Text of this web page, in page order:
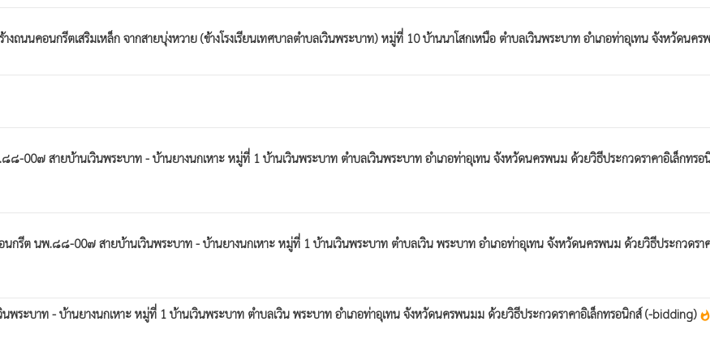
ถนนคอนกรีตเสริมเหล็ก จากสายบุ่งหวาย (ข้างโรงเรียนเทศบาลตำบลเวินพระบาท) หมู่ที่ 10 บ้านนาโสกเหนือ ตำบลเวินพระบาท อำเภอท่าอุเทน จังหวัดนค
-00๗ สายบ้านเวินพระบาท - บ้านยางนกเหาะ หมู่ที่ 1 บ้านเวินพระบาท ตำบลเวินพระบาท อำเภอท่าอุเทน จังหวัดนครพนม ด้วยวิธีประกวดราคาอิเล็กทรอ
นกรีต นพ.๘๘-00๗ สายบ้านเวินพระบาท - บ้านยางนกเหาะ หมู่ที่ 1 บ้านเวินพระบาท ตำบลเวิน พระบาท อำเภอท่าอุเทน จังหวัดนครพนม ด้วยวิธีประกวดรา
ระบาท - บ้านยางนกเหาะ หมู่ที่ 1 บ้านเวินพระบาท ตำบลเวิน พระบาท อำเภอท่าอุเทน จังหวัดนครพนมม ด้วยวิธีประกวดราคาอิเล็กทรอนิกส์ (-bidding)